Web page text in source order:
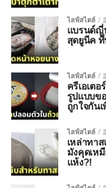
ไลฟ์สไตล์
แบรนด์ญี่
สุดยูนีค ที่
ไลฟ์สไตล์
ครีเอเตอ
รูปแบบข
ถูกใจกันเ
ไลฟ์สไตล์
เหล่าทา
มังคุดเห
แห้ง?!